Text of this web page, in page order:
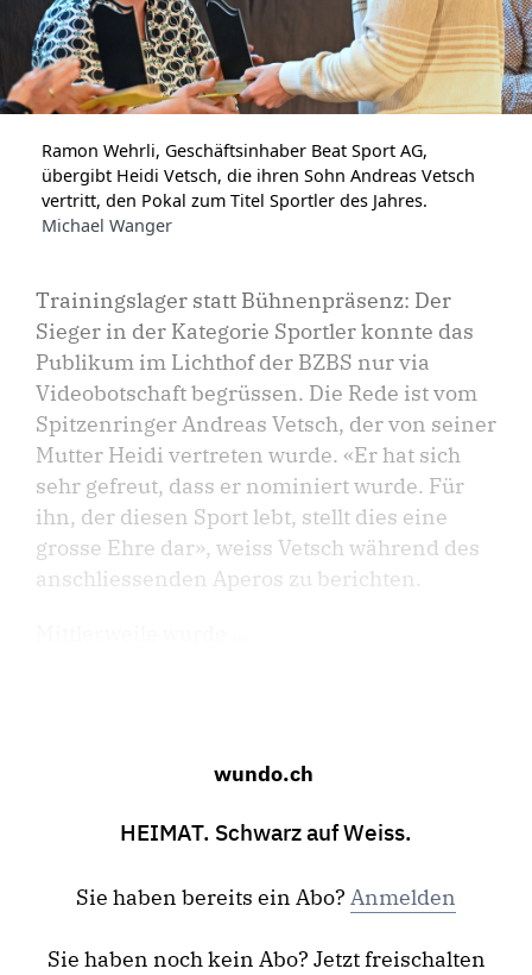
Ramon Wehrli, Geschäftsinhaber Beat Sport AG,
übergibt Heidi Vetsch, die ihren Sohn Andreas Vetsch
vertritt, den Pokal zum Titel Sportler des Jahres.
Michael Wanger
Trainingslager statt Bühnenpräsenz: Der
Sieger in der Kategorie Sportler konnte das
Publikum im Lichthof der BZBS nur via
Videobotschaft begrüssen. Die Rede ist vom
Spitzenringer Andreas Vetsch, der von seiner
Mutter Heidi vertreten wurde. «Er hat sich
sehr gefreut, dass er nominiert wurde. Für
ihn, der diesen Sport lebt, stellt dies eine
grosse Ehre dar», weiss Vetsch während des
anschliessenden Aperos zu berichten.
wundo.ch
HEIMAT. Schwarz auf Weiss.
Sie haben bereits ein Abo? Anmelden
Sie haben noch kein Abo? Jetzt freischalten